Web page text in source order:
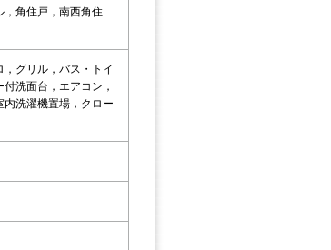
，角住戸，南西角住
グリル，バス・トイ
洗面台，エアコン，
洗濯機置場，クロー